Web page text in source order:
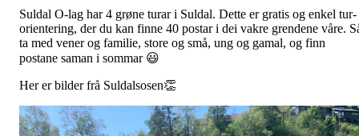
Suldal O-lag har 4 grøne turar i Suldal. Dette er gratis og enkel tur-
orientering, der du kan finne 40 postar i dei vakre grendene våre.
ta med vener og familie, store og små, ung og gamal, og finn
postane saman i sommar 😃
Her er bilder frå Suldalsosen👏